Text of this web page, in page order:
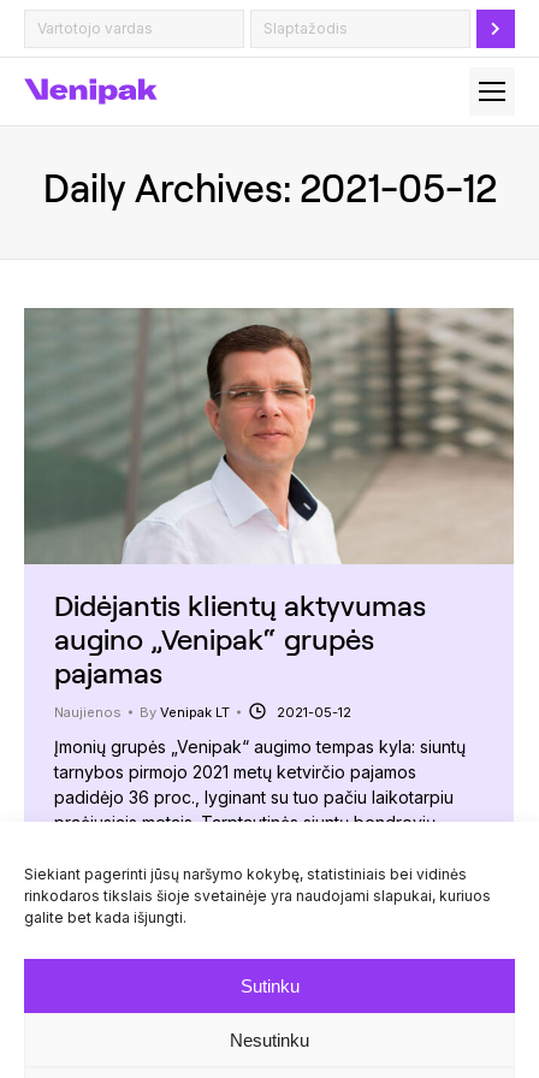
Siekiant pagerinti jūsų naršymo kokybę, statistiniais bei vidinės
rinkodaros tikslais šioje svetainėje yra naudojami slapukai, kuriuos
galite bet kada išjungti.
Sutinku
Nesutinku
Daily Archives: 2021-05-12
Didėjantis klientų aktyvumas
augino „Venipak“ grupės
pajamas
Naujienos By Venipak LT 2021-05-12
Įmonių grupės „Venipak“ augimo tempas kyla: siuntų
tarnybos pirmojo 2021 metų ketvirčio pajamos
padidėjo 36 proc., lyginant su tuo pačiu laikotarpiu
praėjusiais metais. Tarptautinės siuntų bendrovių
lyginant su tuo pačiu laikotarpiu praėjusiais metais,
išaugo 36 procentais, nuo 8,48 mln. iki 11,54 mln. eurų.
„Įmonių grupės pajamas šių metų…